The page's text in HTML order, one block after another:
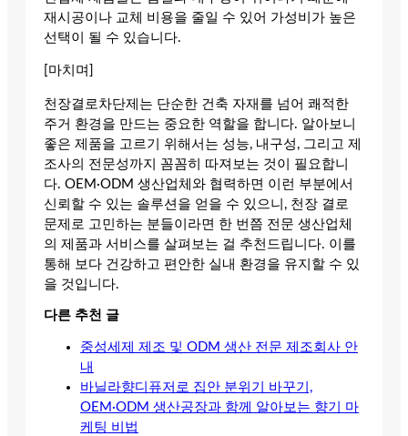
재시공이나 교체 비용을 줄일 수 있어 가성비가 높은
선택이 될 수 있습니다.
[마치며]
천장결로차단제는 단순한 건축 자재를 넘어 쾌적한
주거 환경을 만드는 중요한 역할을 합니다. 알아보니
좋은 제품을 고르기 위해서는 성능, 내구성, 그리고 제
조사의 전문성까지 꼼꼼히 따져보는 것이 필요합니
다. OEM·ODM 생산업체와 협력하면 이런 부분에서
신뢰할 수 있는 솔루션을 얻을 수 있으니, 천장 결로
문제로 고민하는 분들이라면 한 번쯤 전문 생산업체
의 제품과 서비스를 살펴보는 걸 추천드립니다. 이를
통해 보다 건강하고 편안한 실내 환경을 유지할 수 있
을 것입니다.
다른 추천 글
중성세제 제조 및 ODM 생산 전문 제조회사 안
내
바닐라향디퓨저로 집안 분위기 바꾸기,
OEM·ODM 생산공장과 함께 알아보는 향기 마
케팅 비법